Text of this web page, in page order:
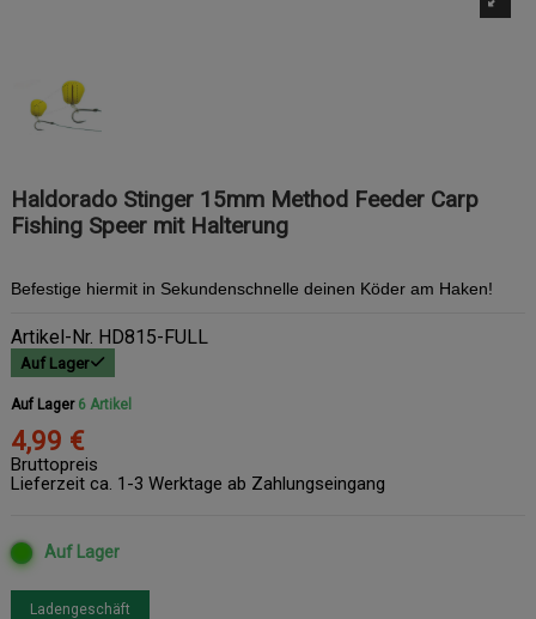
Haldorado Stinger 15mm Method Feeder Carp
Fishing Speer mit Halterung
Befestige hiermit in Sekundenschnelle deinen Köder am Haken!
Artikel-Nr. HD815-FULL
Auf Lager
Auf Lager 6 Artikel
4,99 €
Bruttopreis
Lieferzeit ca. 1-3 Werktage ab Zahlungseingang
Auf Lager
Ladengeschäft